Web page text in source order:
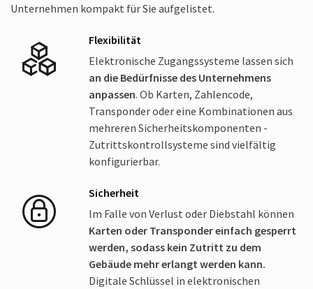
Unternehmen kompakt für Sie aufgelistet.
Flexibilität
Elektronische Zugangs­systeme lassen sich
an die Bedürfnisse des Unternehmens
anpassen. Ob Karten, Zahlencode,
Transponder oder eine Kombi­nationen aus
mehreren Sicherheits­komponenten -
Zutrittskontroll­systeme sind vielfältig
konfigurierbar.
Sicherheit
Im Falle von Verlust oder Diebstahl können
Karten oder Transponder einfach gesperrt
werden, sodass kein Zutritt zu dem
Gebäude mehr erlangt werden kann.
Digitale Schlüssel in elektronischen